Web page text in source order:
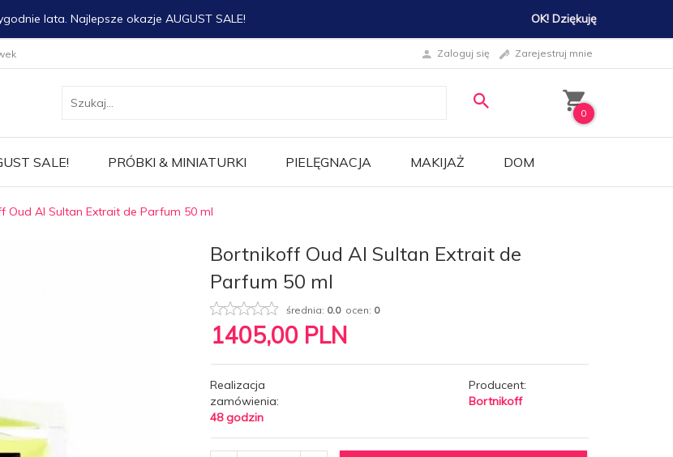
lata. Najlepsze okazje AUGUST SALE! OK! Dziękuję
Zaloguj się Zarejestruj mnie
0
SALE! PRÓBKI & MINIATURKI PIELĘGNACJA MAKIJAŻ DOM
Oud Al Sultan Extrait de Parfum 50 ml
Bortnikoff Oud Al Sultan Extrait de
Parfum 50 ml
średnia: 0.0ocen: 0
1405,00 PLN
Realizacja
zamówienia:
48 godzin
Producent:
Bortnikoff